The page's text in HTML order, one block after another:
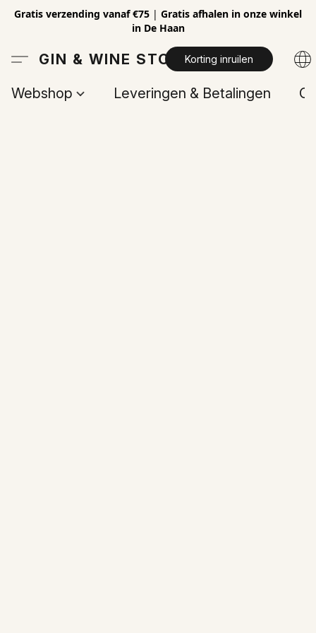
Gratis verzending vanaf €75 | Gratis afhalen in onze winkel
in De Haan
GIN & WINE STOREKorting inruilen
Webshop Leveringen & Betalingen